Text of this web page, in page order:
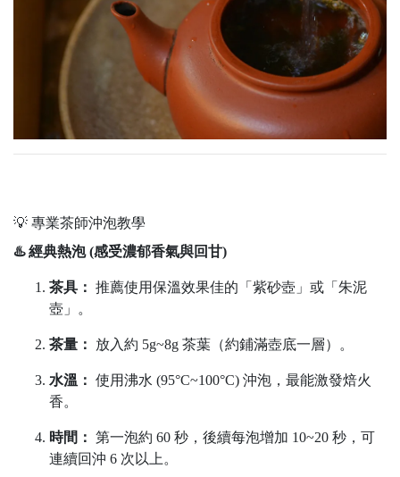
💡 專業茶師沖泡教學
♨️ 經典熱泡 (感受濃郁香氣與回甘)
茶具： 推薦使用保溫效果佳的「紫砂壺」或「朱泥
壺」。
茶量： 放入約 5g~8g 茶葉（約鋪滿壺底一層）。
水溫： 使用沸水 (95°C~100°C) 沖泡，最能激發焙火
香。
時間： 第一泡約 60 秒，後續每泡增加 10~20 秒，可
連續回沖 6 次以上。